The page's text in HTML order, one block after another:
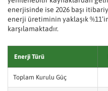
enerjisinde ise 2026 başı
enerji üretiminin yaklaşık
karşılamaktadır.
Enerji Türü
Toplam Kurulu Güç